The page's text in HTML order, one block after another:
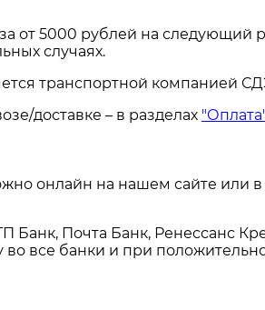
от 5000 рублей на
случаях.
транспортной компанией
доставке – в разделах
онлайн на нашем сайте или
Банк, Почта Банк, Ренессанс
во все банки и при